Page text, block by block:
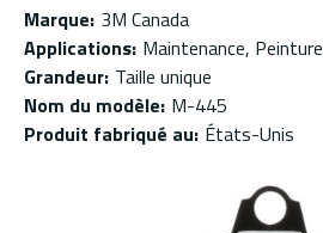
Marque: 3M Canada
Applications: Maintenance, Peinture
Grandeur: Taille unique
Nom du modèle: M-445
Produit fabriqué au: États-Unis